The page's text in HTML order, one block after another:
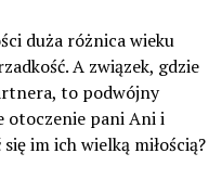
duża różnica wieku
A związek, gdzie
to podwójny
otoczenie pani Ani i
im ich wielką miłością?